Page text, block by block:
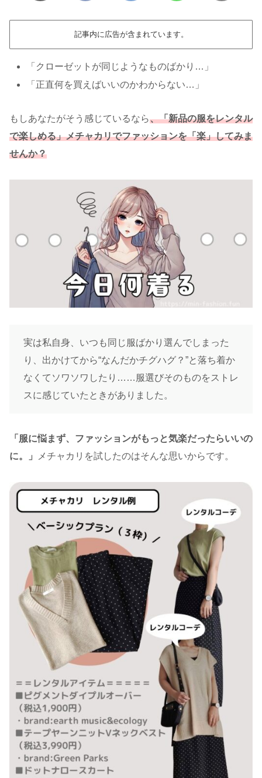
記事内に広告が含まれています。
「クローゼットが同じようなものばかり…」
「正直何を買えばいいのかわからない…」
もしあなたがそう感じているなら、「新品の服をレンタル
で楽しめる」メチャカリでファッションを「楽」してみま
せんか？
実は私自身、いつも同じ服ばかり選んでしまった
り、出かけてから“なんだかチグハグ？”と落ち着か
なくてソワソワしたり……服選びそのものをストレ
スに感じていたときがありました。
「服に悩まず、ファッションがもっと気楽だったらいいの
に。」
メチャカリを試したのはそんな思いからです。